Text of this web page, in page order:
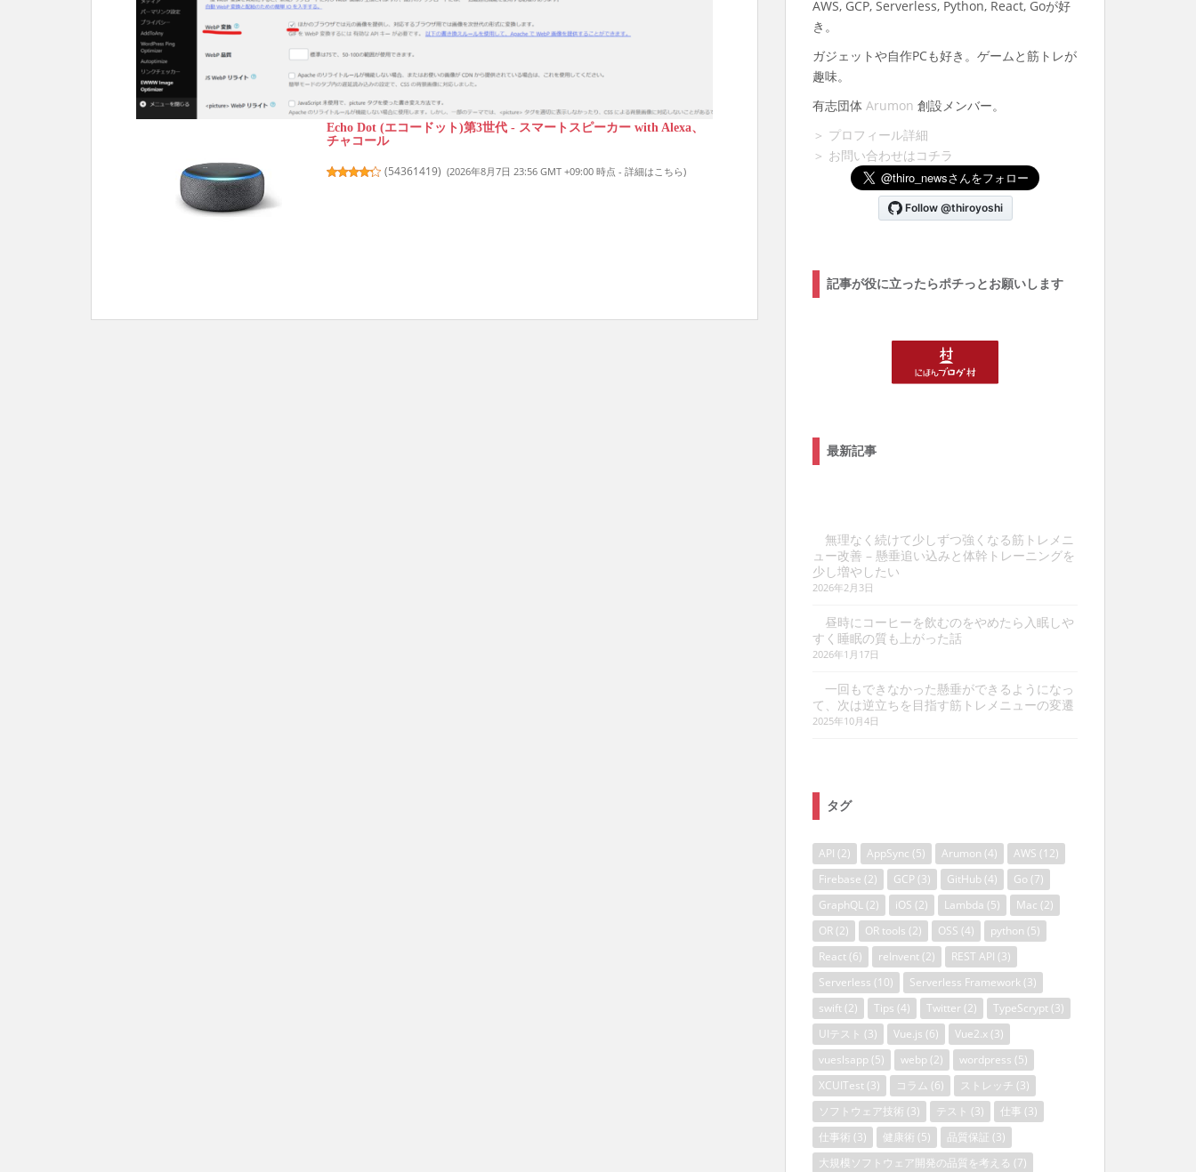
Echo Dot (エコードット)第3世代 - スマートスピーカー with Alexa、
チャコール
(54361419) (2026年8月7日 23:56 GMT +09:00 時点 -詳細はこちら)
AWS, GCP, Serverless, Python, React, Goが好
き。
ガジェットや自作PCも好き。ゲームと筋トレが
趣味。
有志団体 Arumon 創設メンバー。
＞ プロフィール詳細
＞ お問い合わせはコチラ
記事が役に立ったらポチっとお願いします
最新記事
無理なく続けて少しずつ強くなる筋トレメニ
ュー改善 – 懸垂追い込みと体幹トレーニングを
少し増やしたい
2026年2月3日
昼時にコーヒーを飲むのをやめたら入眠しや
すく睡眠の質も上がった話
2026年1月17日
一回もできなかった懸垂ができるようになっ
て、次は逆立ちを目指す筋トレメニューの変遷
2025年10月4日
タグ
API (2) AppSync (5) Arumon (4) AWS (12)
Firebase (2) GCP (3) GitHub (4) Go (7)
GraphQL (2) iOS (2) Lambda (5) Mac (2)
OR (2) OR tools (2) OSS (4) python (5)
React (6) reInvent (2) REST API (3)
Serverless (10) Serverless Framework (3)
swift (2) Tips (4) Twitter (2) TypeScrypt (3)
UIテスト (3) Vue.js (6) Vue2.x (3)
vueslsapp (5) webp (2) wordpress (5)
XCUITest (3) コラム (6) ストレッチ (3)
ソフトウェア技術 (3) テスト (3) 仕事 (3)
仕事術 (3) 健康術 (5) 品質保証 (3)
大規模ソフトウェア開発の品質を考える (7)